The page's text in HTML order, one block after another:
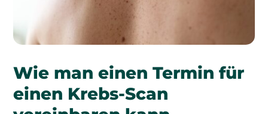
Wie man einen Termin für
einen Krebs-Scan